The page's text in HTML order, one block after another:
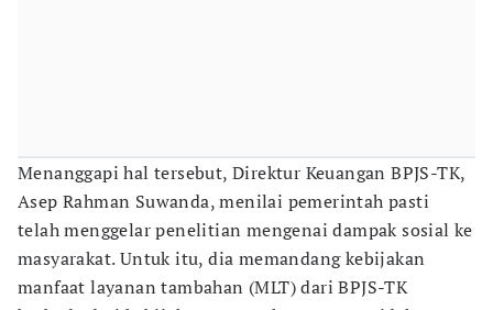
Menanggapi hal tersebut, Direktur Keuangan BPJS-TK,
Asep Rahman Suwanda, menilai pemerintah pasti
telah menggelar penelitian mengenai dampak sosial ke
masyarakat. Untuk itu, dia memandang kebijakan
manfaat layanan tambahan (MLT) dari BPJS-TK